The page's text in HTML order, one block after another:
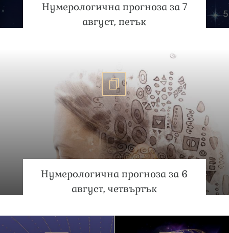
Нумерологична прогноза за 7
август, петък
Нумерологична прогноза за 6
август, четвъртък